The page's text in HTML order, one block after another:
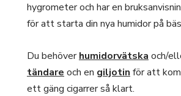
hygrometer och har en
för att starta din nya humidor på
Du behöverhumidorvätska och/
tändare och en giljotin för att
ett gäng cigarrer så klart.